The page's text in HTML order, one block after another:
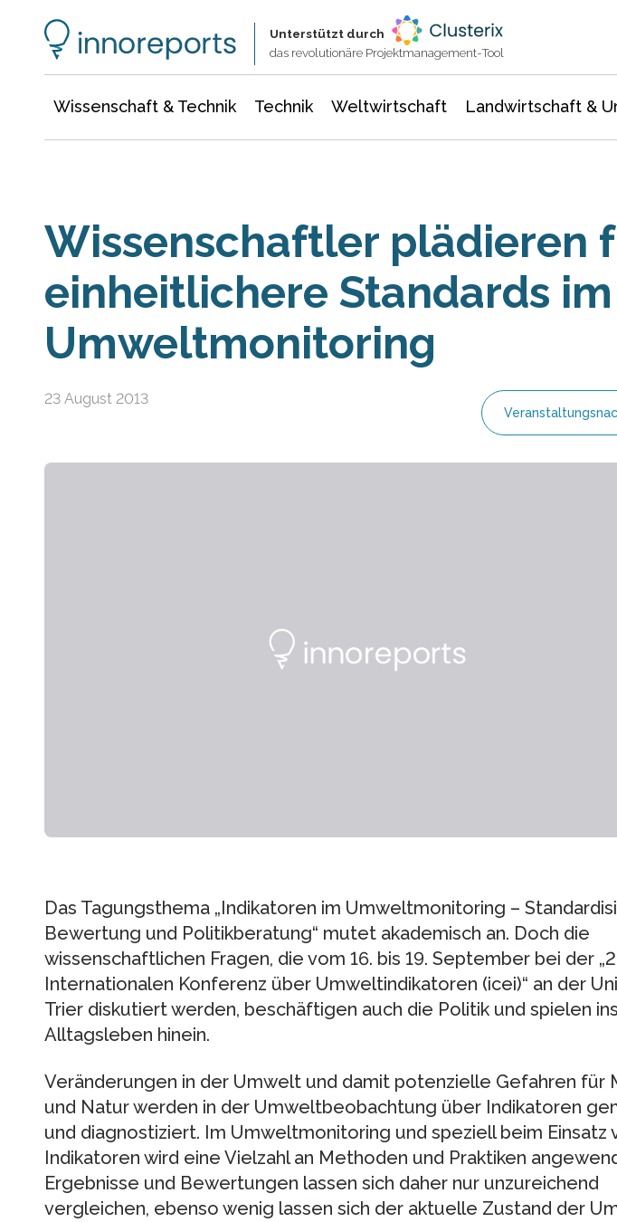
Unterstützt durch
das revolutionäre Projektmanagement-Tool
Wissenschaft & Technik Technik Weltwirtschaft Landwirtschaft &
Wissenschaftler plädieren
einheitlichere Standards im
Umweltmonitoring
23 August 2013
Das Tagungsthema „Indikatoren im Umweltmonitoring –
Bewertung und Politikberatung“ mutet akademisch an. Doch die
wissenschaftlichen Fragen, die vom 16. bis 19. September bei der
Internationalen Konferenz über Umweltindikatoren (icei)“ an der
Trier diskutiert werden, beschäftigen auch die Politik und spielen ins
Alltagsleben hinein.
Veränderungen in der Umwelt und damit potenzielle Gefahren für
und Natur werden in der Umweltbeobachtung über Indikatoren
und diagnostiziert. Im Umweltmonitoring und speziell beim Einsatz
Indikatoren wird eine Vielzahl an Methoden und Praktiken
Ergebnisse und Bewertungen lassen sich daher nur unzureichend
vergleichen, ebenso wenig lassen sich der aktuelle Zustand der